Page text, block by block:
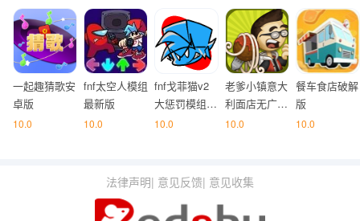
一起趣猜歌安
卓版
10.0
fnf太空人模组
最新版
10.0
fnf戈菲猫v2
大惩罚模组抢
先体验版
10.0
老爹小镇意大
利面店无广告
版
10.0
餐车食店破解
版
10.0
法律声明| 意见反馈| 意见收集